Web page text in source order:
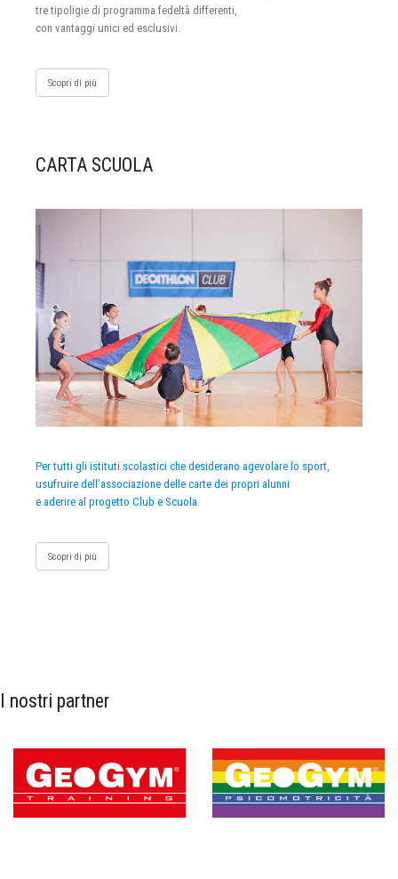
tre tipoligie di programma fedeltà differenti,
con vantaggi unici ed esclusivi.
Scopri di più
CARTA SCUOLA
Per tutti gli istituti scolastici che desiderano agevolare lo sport,
usufruire dell’associazione delle carte dei propri alunni
e aderire al progetto Club e Scuola
Scopri di più
I nostri partner